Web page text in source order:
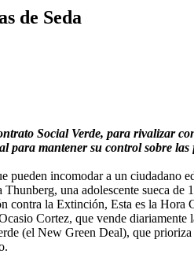
de Seda
Social Verde, para rivalizar
para mantener su control sobre las
incomodar a un ciudadano
una adolescente sueca
la Extinción, Esta es la
Cortez, que vende diariamente
(el New Green Deal), que